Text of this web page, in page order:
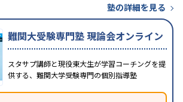
塾の詳細を見る
難関大受験専門塾 現論会オンライン
スタサプ講師と現役東大生が学習コーチングを提
供する、難関大学受験専門の個別指導塾